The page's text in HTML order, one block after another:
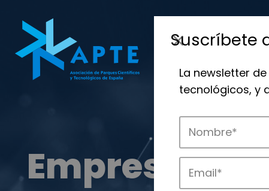
Empresas
Suscríbete
La newsletter
tecnológicos, y